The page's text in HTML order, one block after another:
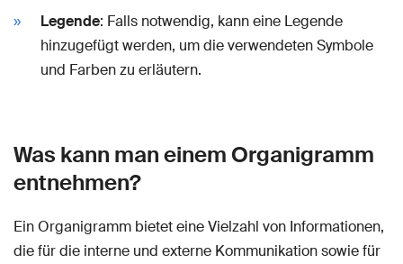
Legende: Falls notwendig, kann eine Legende
hinzugefügt werden, um die verwendeten Symbole
und Farben zu erläutern.
Was kann man einem Organigramm
entnehmen?
Ein Organigramm bietet eine Vielzahl von Informationen,
die für die interne und externe Kommunikation sowie für